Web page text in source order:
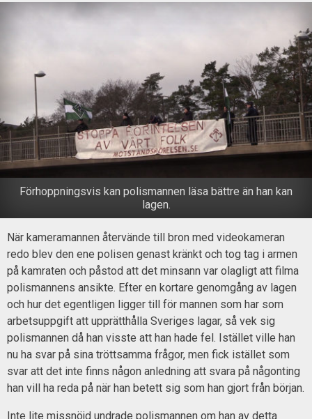
Förhoppningsvis kan polismannen läsa bättre än han kan
lagen.
När kameramannen återvände till bron med videokameran
redo blev den ene polisen genast kränkt och tog tag i armen
på kamraten och påstod att det minsann var olagligt att filma
polismannens ansikte. Efter en kortare genomgång av lagen
och hur det egentligen ligger till för mannen som har som
arbetsuppgift att upprätthålla Sveriges lagar, så vek sig
polismannen då han visste att han hade fel. Istället ville han
nu ha svar på sina tröttsamma frågor, men fick istället som
svar att det inte finns någon anledning att svara på någonting
han vill ha reda på när han betett sig som han gjort från början.
Inte lite missnöjd undrade polismannen om han av detta